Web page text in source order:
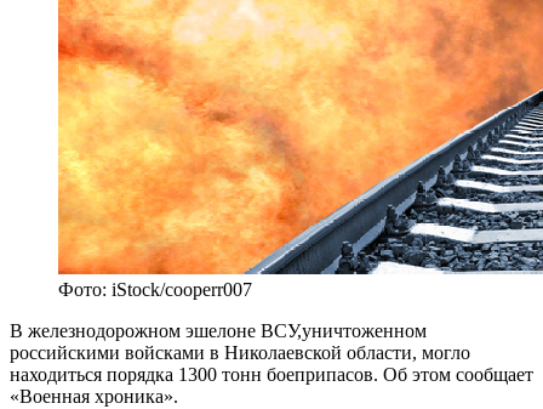
Фото: iStock/cooperr007
В железнодорожном эшелоне ВСУ,уничтоженном
российскими войсками в Николаевской области, могло
находиться порядка 1300 тонн боеприпасов. Об этом сообщает
«Военная хроника».